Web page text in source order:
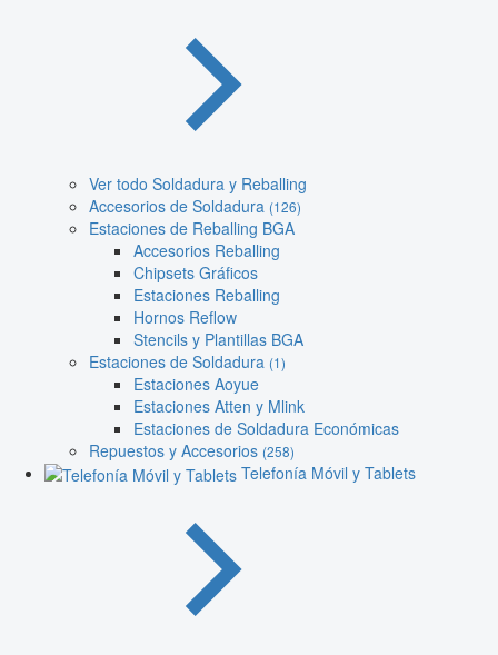
Ver todo Soldadura y Reballing
Accesorios de Soldadura (126)
Estaciones de Reballing BGA
Accesorios Reballing
Chipsets Gráficos
Estaciones Reballing
Hornos Reflow
Stencils y Plantillas BGA
Estaciones de Soldadura (1)
Estaciones Aoyue
Estaciones Atten y Mlink
Estaciones de Soldadura Económicas
Repuestos y Accesorios (258)
Telefonía Móvil y Tablets